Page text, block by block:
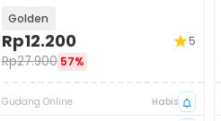
Golden
Rp12.200
Rp27.900 57%
5
Gudang Online
Habis